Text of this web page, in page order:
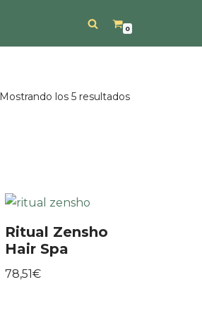
0
Mostrando los 5 resultados
Ritual Zensho
Hair Spa
78,51€